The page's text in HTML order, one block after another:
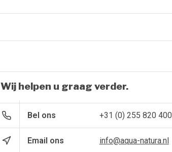
Wij helpen u graag verder.
Bel ons +31 (0) 255 820 400
Email ons info@aqua-natura.nl